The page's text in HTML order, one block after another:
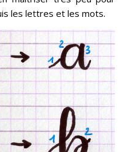
les lettres et les mots.